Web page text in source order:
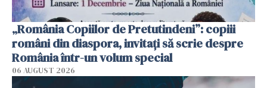
„România Copiilor de Pretutindeni”: copiii
români din diaspora, invitați să scrie despre
România într-un volum special
06 AUGUST 2026